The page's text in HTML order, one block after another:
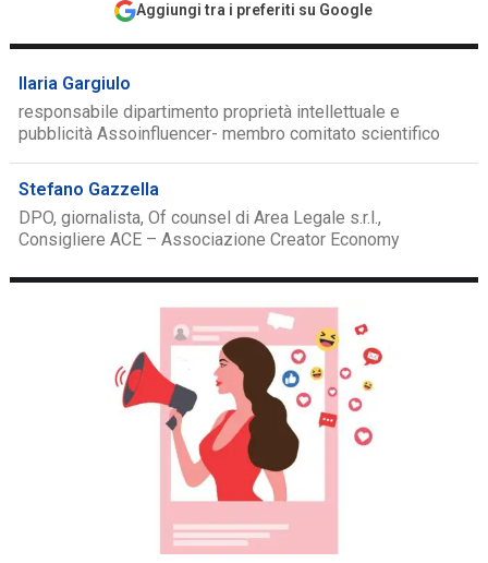
Aggiungi tra i preferiti su Google
Ilaria Gargiulo
responsabile dipartimento proprietà intellettuale e
pubblicità Assoinfluencer- membro comitato scientifico
Stefano Gazzella
DPO, giornalista, Of counsel di Area Legale s.r.l.,
Consigliere ACE – Associazione Creator Economy